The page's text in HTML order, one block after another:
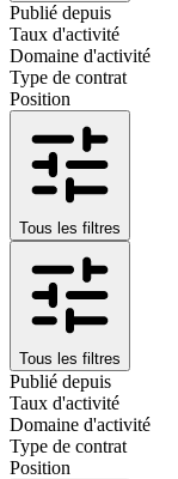
Publié depuis
Taux d'activité
Domaine d'activité
Type de contrat
Position
Tous les filtres
Tous les filtres
Publié depuis
Taux d'activité
Domaine d'activité
Type de contrat
Position